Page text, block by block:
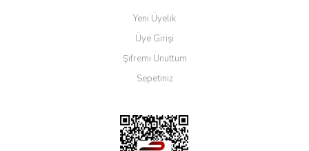
Yeni Üyelik
Üye Girişi
Şifremi Unuttum
Sepetiniz